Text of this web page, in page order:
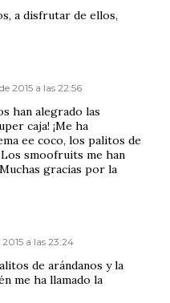
a disfrutar de ellos,
2015 a las 22:56
han alegrado las
caja! ¡Me ha
ee coco, los palitos de
smoofruits me han
gracias por la
a las 23:24
de arándanos y la
me ha llamado la